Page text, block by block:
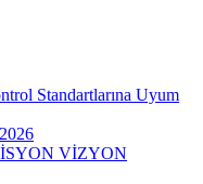
Standartlarına Uyum
VİZYON